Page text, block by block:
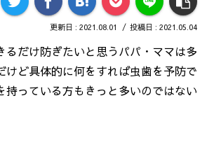
2021.08.01 2021.05.04
るだけ防ぎたいと思うパパ・ママは多
けど具体的に何をすれば虫歯を予防で
持っている方もきっと多いのではない